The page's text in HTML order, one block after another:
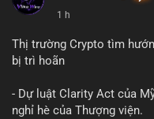
1 h
Thị trường Crypto tìm
bị trì hoãn
- Dự luật Clarity Act của
nghỉ hè của Thượng viện.